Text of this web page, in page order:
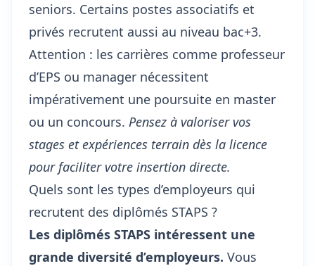
seniors. Certains postes associatifs et
privés recrutent aussi au niveau bac+3.
Attention : les carrières comme professeur
d’EPS ou manager nécessitent
impérativement une poursuite en master
ou un concours. Pensez à valoriser vos
stages et expériences terrain dès la licence
pour faciliter votre insertion directe.
Quels sont les types d’employeurs qui
recrutent des diplômés STAPS ?
Les diplômés STAPS intéressent une
grande diversité d’employeurs. Vous